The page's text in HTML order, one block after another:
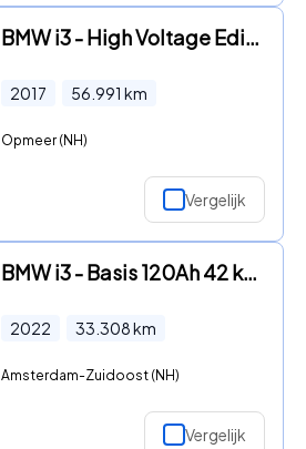
BMW i3 - High Voltage Edition 94Ah 33 kWh | Schuifdak |
2017 56.991 km
Opmeer (NH)
Vergelijk
BMW i3 - Basis 120Ah 42 kWh VX93245
2022 33.308km
Amsterdam-Zuidoost (NH)
Vergelijk